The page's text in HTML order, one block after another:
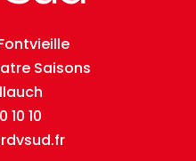
Saisons
10 10